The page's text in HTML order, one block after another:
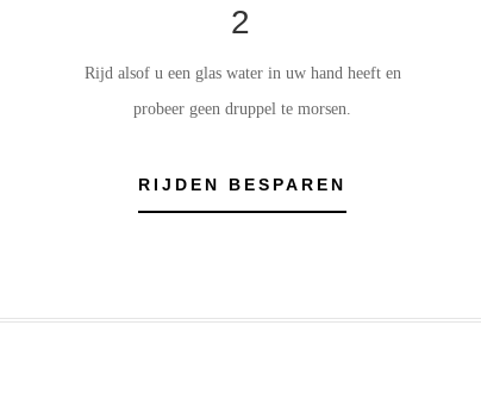
2
Rijd alsof u een glas water in uw hand heeft en
probeer geen druppel te morsen.
RIJDEN BESPAREN